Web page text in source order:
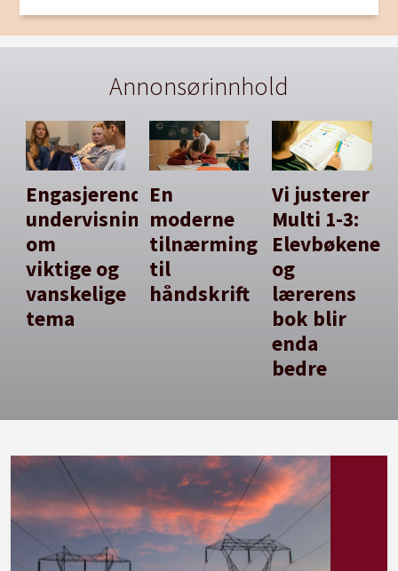
Annonsørinnhold
Engasjerende
undervisning
om
viktige og
vanskelige
tema
En
moderne
tilnærming
til
håndskrift
Vi justerer
Multi 1-3:
Elevbøkene
og
lærerens
bok blir
enda
bedre